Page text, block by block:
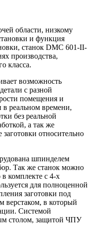
области, низкому
и функция
станок DMC 601-II-
производства,
класса.
возможность
с разной
помещения и
реальном времени,
без реальной
а так же
относительно
шпинделем
Так же станок можно
комплекте с 4-х
для полноценной
заготовки под
верстаком, в который
Системой
столом, защитой ЧПУ